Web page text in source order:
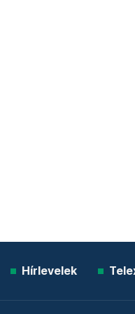
Hírlevelek